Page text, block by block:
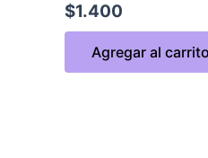
$1.400
Agregar al carrito